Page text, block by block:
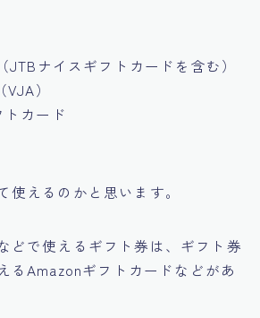
ナイスギフトカードを含む）
）
トカード
使えるのかと思います。
どで使えるギフト券は、ギフト券
るAmazonギフトカードなどがあ